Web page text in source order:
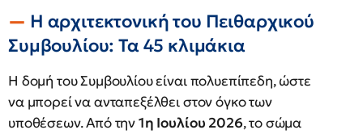
Η αρχιτεκτονική του Πειθαρχικού
Συμβουλίου: Τα 45 κλιμάκια
Η δομή του Συμβουλίου είναι πολυεπίπεδη, ώστε
να μπορεί να ανταπεξέλθει στον όγκο των
υποθέσεων. Από την1η Ιουλίου 2026, το σώμα